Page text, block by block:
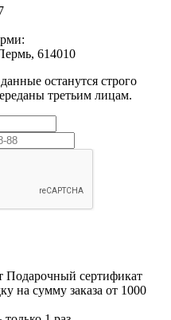
614010
останутся строго
третьим лицам.
Подарочный сертификат
на сумму заказа от 1000